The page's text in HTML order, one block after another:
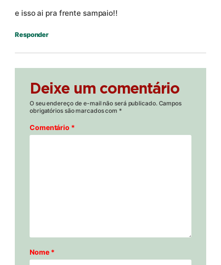
e isso ai pra frente sampaio!!
Responder
Deixe um comentário
O seu endereço de e-mail não será publicado. Campos
obrigatórios são marcados com *
Comentário *
Nome *